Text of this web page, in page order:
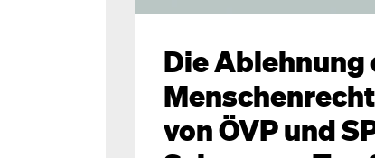
Die Ablehnung
von ÖVP und